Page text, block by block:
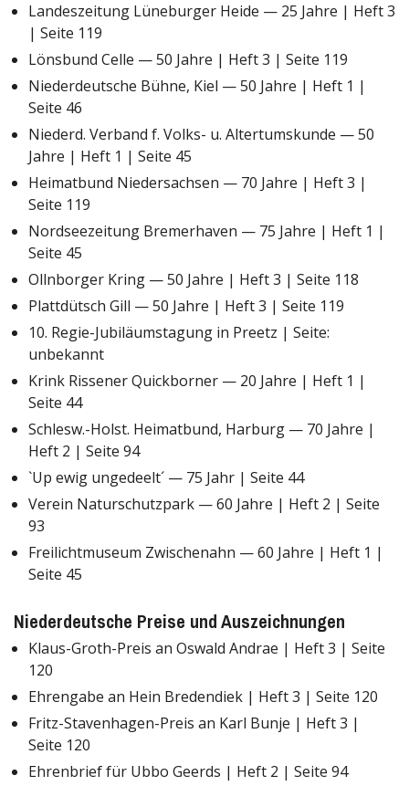
Landeszeitung Lüneburger Heide — 25 Jahre | Heft 3
| Seite 119
Lönsbund Celle — 50 Jahre | Heft 3 | Seite 119
Niederdeutsche Bühne, Kiel — 50 Jahre | Heft 1 |
Seite 46
Niederd. Verband f. Volks- u. Altertumskunde — 50
Jahre | Heft 1 | Seite 45
Heimatbund Niedersachsen — 70 Jahre | Heft 3 |
Seite 119
Nordseezeitung Bremerhaven — 75 Jahre | Heft 1 |
Seite 45
Ollnborger Kring — 50 Jahre | Heft 3 | Seite 118
Plattdütsch Gill — 50 Jahre | Heft 3 | Seite 119
10. Regie-Jubiläumstagung in Preetz | Seite:
unbekannt
Krink Rissener Quickborner — 20 Jahre | Heft 1 |
Seite 44
Schlesw.-Holst. Heimatbund, Harburg — 70 Jahre |
Heft 2 | Seite 94
`Up ewig ungedeelt´ — 75 Jahr | Seite 44
Verein Naturschutzpark — 60 Jahre | Heft 2 | Seite
93
Freilichtmuseum Zwischenahn — 60 Jahre | Heft 1 |
Seite 45
Niederdeutsche Preise und Auszeichnungen
Klaus-Groth-Preis an Oswald Andrae | Heft 3 | Seite
120
Ehrengabe an Hein Bredendiek | Heft 3 | Seite 120
Fritz-Stavenhagen-Preis an Karl Bunje | Heft 3 |
Seite 120
Ehrenbrief für Ubbo Geerds | Heft 2 | Seite 94